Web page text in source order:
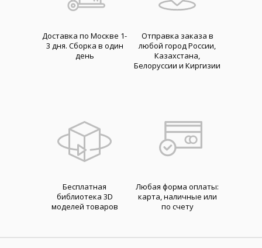
Доставка по Москве 1-
3 дня. Cборка в один
день
Отправка заказа в
любой город России,
Казахстана,
Белоруссии и Киргизии
Бесплатная
библиотека 3D
моделей товаров
Любая форма оплаты:
карта, наличные или
по счету